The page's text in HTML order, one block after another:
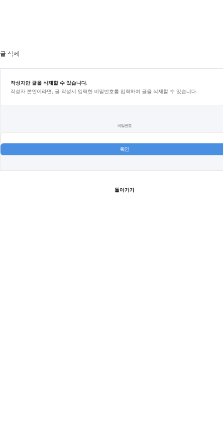
글 삭제
작성자만 글을 삭제할 수 있습니다.
작성자 본인이라면, 글 작성시 입력한 비밀번호를 입력하여 글을 삭제할 수 있습니다.
비밀번호
돌아가기